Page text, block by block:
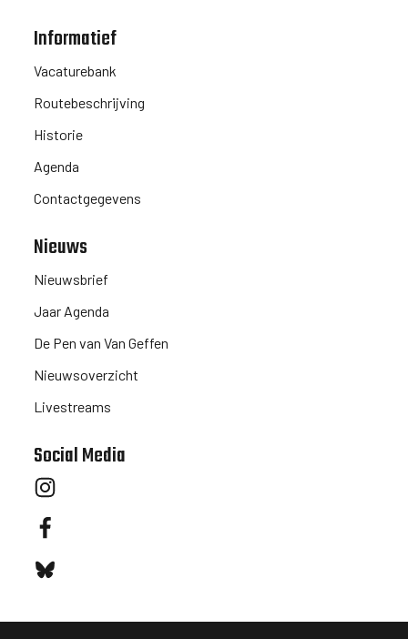
Informatief
Vacaturebank
Routebeschrijving
Historie
Agenda
Contactgegevens
Nieuws
Nieuwsbrief
Jaar Agenda
De Pen van Van Geffen
Nieuwsoverzicht
Livestreams
Social Media